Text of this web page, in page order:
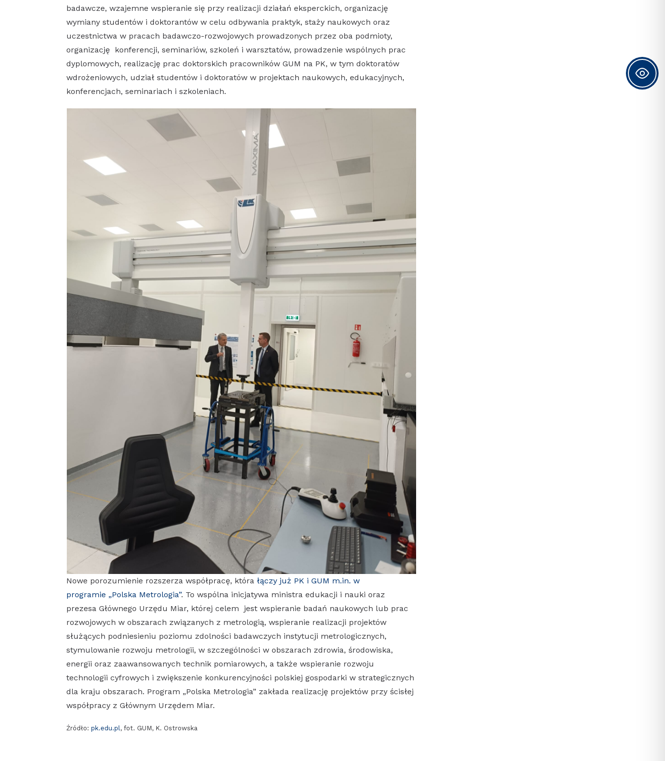
badawcze, wzajemne wspieranie się przy realizacji działań eksperckich, organizację
wymiany studentów i doktorantów w celu odbywania praktyk, staży naukowych oraz
uczestnictwa w pracach badawczo-rozwojowych prowadzonych przez oba podmioty,
organizację konferencji, seminariów, szkoleń i warsztatów, prowadzenie wspólnych prac
dyplomowych, realizację prac doktorskich pracowników GUM na PK, w tym doktoratów
wdrożeniowych, udział studentów i doktoratów w projektach naukowych, edukacyjnych,
konferencjach, seminariach i szkoleniach.
Nowe porozumienie rozszerza współpracę, którałączy już PK i GUM m.in. w
programie „Polska Metrologia”. To wspólna inicjatywa ministra edukacji i nauki oraz
prezesa Głównego Urzędu Miar, której celem jest wspieranie badań naukowych lub prac
rozwojowych w obszarach związanych z metrologią, wspieranie realizacji projektów
służących podniesieniu poziomu zdolności badawczych instytucji metrologicznych,
stymulowanie rozwoju metrologii, w szczególności w obszarach zdrowia, środowiska,
energii oraz zaawansowanych technik pomiarowych, a także wspieranie rozwoju
technologii cyfrowych i zwiększenie konkurencyjności polskiej gospodarki w strategicznych
dla kraju obszarach. Program „Polska Metrologia” zakłada realizację projektów przy ścisłej
współpracy z Głównym Urzędem Miar.
Źródło: pk.edu.pl, fot. GUM, K. Ostrowska